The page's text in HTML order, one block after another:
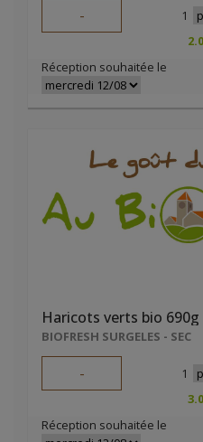
- 1
Réception souhaitée le
Haricots verts bio
BIOFRESH SURGELES - SEC
- 1
Réception souhaitée le